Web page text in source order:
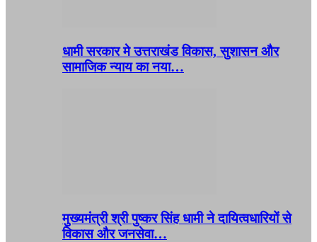
धामी सरकार मे उत्तराखंड विकास, सुशासन और
सामाजिक न्याय का नया…
मुख्यमंत्री श्री पुष्कर सिंह धामी ने दायित्वधारियों से
विकास और जनसेवा…